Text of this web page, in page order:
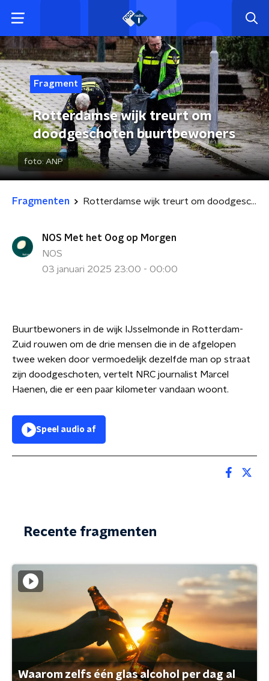
Fragment
Rotterdamse wijk treurt om
doodgeschoten buurtbewoners
foto: ANP
Fragmenten Rotterdamse wijk treurt om doodgeschoten buurtbewoners
NOS Met het Oog op Morgen
NOS
03 januari 2025 23:00 - 00:00
Buurtbewoners in de wijk IJsselmonde in Rotterdam-
Zuid rouwen om de drie mensen die in de afgelopen
twee weken door vermoedelijk dezelfde man op straat
zijn doodgeschoten, vertelt NRC journalist Marcel
Haenen, die er een paar kilometer vandaan woont.
Speel audio af
Recente fragmenten
Waarom zelfs één glas alcohol per dag al